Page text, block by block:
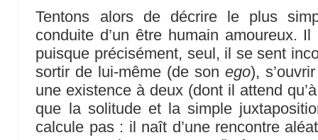
Tentons alors de décrire le plus
conduite d’un être humain amoureux.
puisque précisément, seul, il se sent
sortir de lui-même (de son ego),
une existence à deux (dont il attend
que la solitude et la simple
calcule pas : il naît d’une rencontre